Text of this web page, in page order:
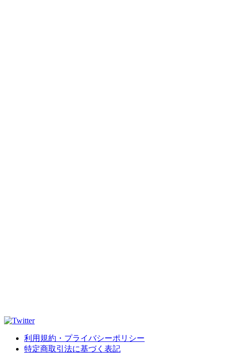
利用規約・プライバシーポリシー
特定商取引法に基づく表記